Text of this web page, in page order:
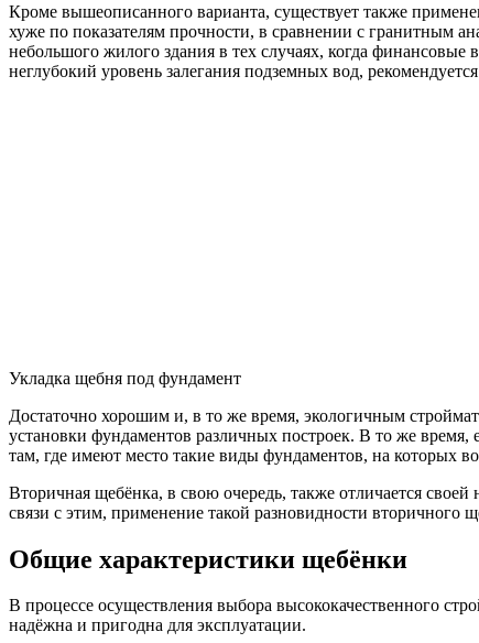
Кроме вышеописанного варианта, существует также
хуже по показателям прочности, в сравнении с гранитным
небольшого жилого здания в тех случаях, когда финансовые
неглубокий уровень залегания подземных вод,
Укладка щебня под фундамент
Достаточно хорошим и, в то же время, экологичным
установки фундаментов различных построек. В то же
там, где имеют место такие виды фундаментов, на которых
Вторичная щебёнка, в свою очередь, также отличается
связи с этим, применение такой разновидности вторичного
Общие характеристики щебёнки
В процессе осуществления выбора высококачественного
надёжна и пригодна для эксплуатации.